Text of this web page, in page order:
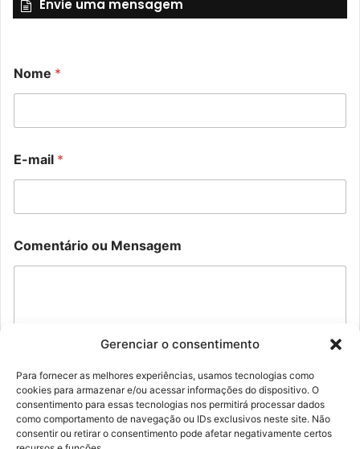
Gerenciar o consentimento
Para fornecer as melhores experiências, usamos tecnologias como
cookies para armazenar e/ou acessar informações do dispositivo. O
consentimento para essas tecnologias nos permitirá processar dados
como comportamento de navegação ou IDs exclusivos neste site. Não
consentir ou retirar o consentimento pode afetar negativamente certos
Envie uma mensagem
o
m
á
r
i
M
n
m
o
m
á
r
i
N
m
e
r
o
Nome *
E-mail *
Comentário ou Mensagem
Enviar